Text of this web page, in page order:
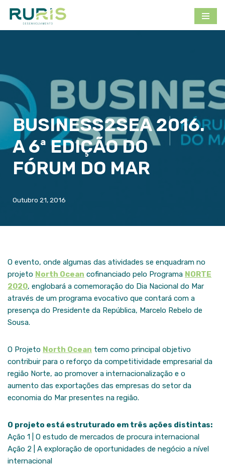
Avançar
BUSINESS2SEA 2016.
A 6ª EDIÇÃO DO
FÓRUM DO MAR
Outubro 21, 2016
O evento, onde algumas das atividades se enquadram no
projeto North Ocean cofinanciado pelo Programa NORTE
2020, englobará a comemoração do Dia Nacional do Mar
através de um programa evocativo que contará com a
presença do Presidente da República, Marcelo Rebelo de
Sousa.
O Projeto North Ocean tem como principal objetivo
contribuir para o reforço da competitividade empresarial da
região Norte, ao promover a internacionalização e o
aumento das exportações das empresas do setor da
economia do Mar presentes na região.
O projeto está estruturado em três ações distintas:
Ação 1 | O estudo de mercados de procura internacional
Ação 2 | A exploração de oportunidades de negócio a nível
internacional